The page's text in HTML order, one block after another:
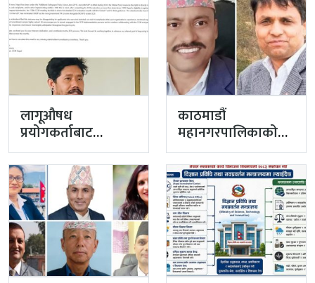
लागूऔषध
प्रयोगकर्ताबाट
सीसीएम उपाध्यक्ष
बनेका गुरुङको अवैध
इमेलले उठायो
अध्यक्ष…
काठमाडौं
महानगरपालिकाको
प्रमुख प्रशासकीय
अधिकृतमा अर्याल,
सहसचिव केसी
अख्तियारबाट ‘आउट’